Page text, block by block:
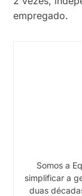
empregado.
Somos a
simplificar a
duas